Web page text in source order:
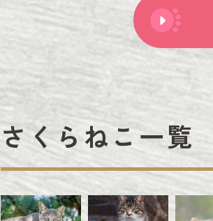
さくらねこ一覧